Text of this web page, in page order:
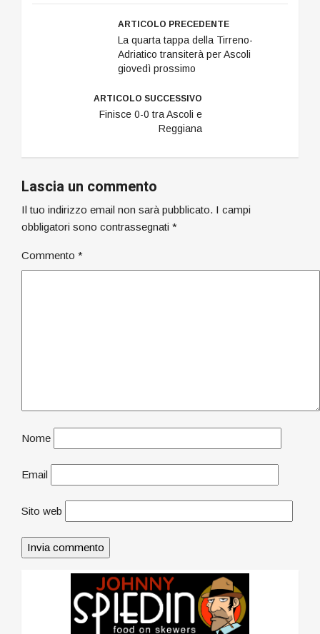
ARTICOLO PRECEDENTE
La quarta tappa della Tirreno-
Adriatico transiterà per Ascoli
giovedì prossimo
ARTICOLO SUCCESSIVO
Finisce 0-0 tra Ascoli e
Reggiana
Lascia un commento
Il tuo indirizzo email non sarà pubblicato. I campi
obbligatori sono contrassegnati *
Commento *
Nome
Email
Sito web